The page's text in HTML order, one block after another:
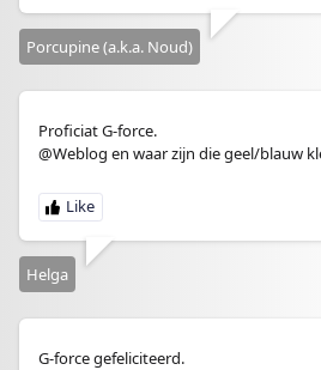
Porcupine (a.k.a. Noud)
Proficiat G-force.
@Weblog en waar zijn die geel/blauw
Helga
G-force gefeliciteerd.